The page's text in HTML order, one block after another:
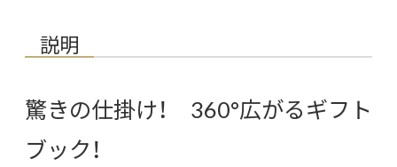
説明
驚きの仕掛け！ 360°広がるギフト
ブック！